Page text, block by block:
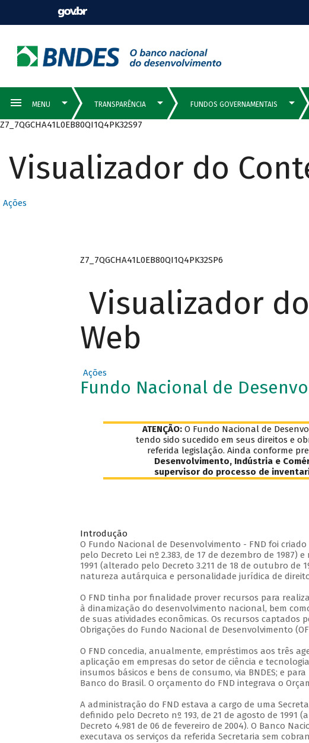
Z7_7QGCHA41L0EB80QI1Q4PK32S97
Visualizador do
Ações
Z7_7QGCHA41L0EB80QI1Q4PK32SP6
Visualizador
Web
Ações
Fundo Nacional de
ATENÇÃO:O Fundo Nacional de
tendo sido sucedido em seus direitos e
referida legislação. Ainda conforme
Desenvolvimento, Indústria e
supervisor do processo de
Introdução
O Fundo Nacional de Desenvolvimento - FND foi
pelo Decreto Lei nº 2.383, de 17 de dezembro de
1991 (alterado pelo Decreto 3.211 de 18 de outubro de
natureza autárquica e personalidade jurídica de
O FND tinha por finalidade prover recursos para
à dinamização do desenvolvimento nacional, bem
de suas atividades econômicas. Os recursos captados
Obrigações do Fundo Nacional de Desenvolvimento
O FND concedia, anualmente, empréstimos aos três
aplicação em empresas do setor de ciência e
insumos básicos e bens de consumo, via BNDES; e
Banco do Brasil. O orçamento do FND integrava o
A administração do FND estava a cargo de uma
definido pelo Decreto nº 193, de 21 de agosto de 1991
Decreto 4.981 de 06 de fevereiro de 2004). O Banco
executava os serviços da referida Secretaria sem